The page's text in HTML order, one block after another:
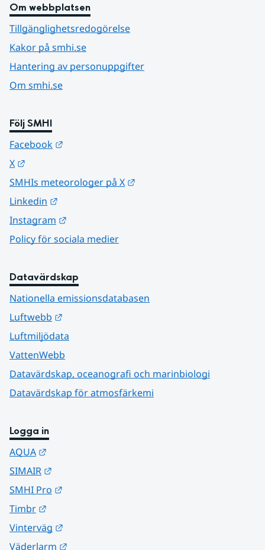
Om webbplatsen
Tillgänglighetsredogörelse
Kakor på smhi.se
Hantering av personuppgifter
Om smhi.se
Följ SMHI
Facebook
X
SMHIs meteorologer på X
Linkedin
Instagram
Policy för sociala medier
Datavärdskap
Nationella emissionsdatabasen
Luftwebb
Luftmiljödata
VattenWebb
Datavärdskap, oceanografi och marinbiologi
Datavärdskap för atmosfärkemi
Logga in
AQUA
SIMAIR
SMHI Pro
Timbr
Vinterväg
Väderlarm